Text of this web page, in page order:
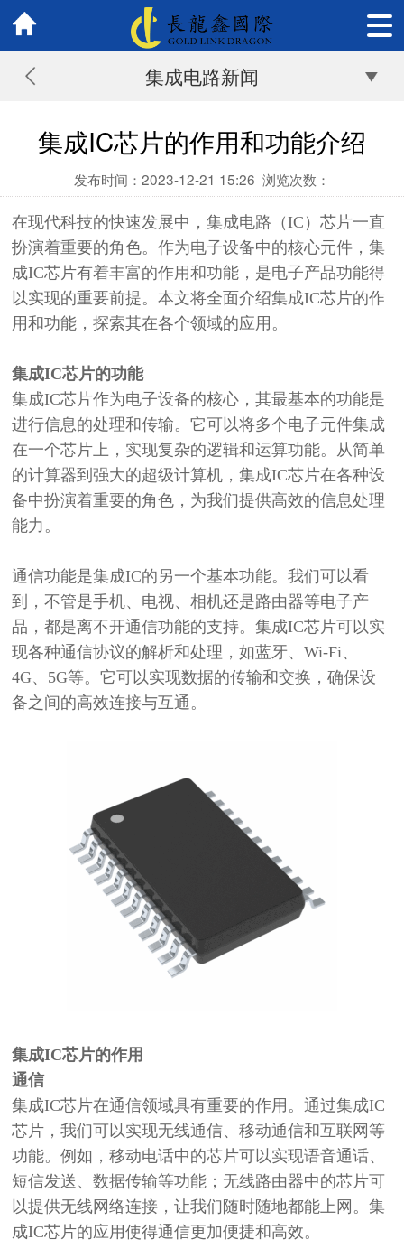
集成电路新闻
集成IC芯片的作用和功能介绍
发布时间：2023-12-21 15:26 浏览次数：
在现代科技的快速发展中，集成电路（IC）芯片一直
扮演着重要的角色。作为电子设备中的核心元件，集
成IC芯片有着丰富的作用和功能， 是电子产品功能得
以实现的重要前提。本文将全面介绍集成IC芯片的作
用和功能，探索其在各个领域的应用。
集成IC芯片的功能
集成IC芯片作为电子设备的核心，其最基本的功能是
进行信息的处理和传输。它可以将多个电子元件集成
在一个芯片上，实现复杂的逻辑和运算功能。从简单
的计算器到强大的超级计算机，集成IC芯片在各种设
备中扮演着重要的角色，为我们提供高效的信息处理
能力。
通信功能是集成IC的另一个基本功能。我们可以看
到，不管是手机、电视、相机还是路由器等电子产
品 ，都是离不开通信功能的支持。集成IC芯片可以实
现各种通信协议的解析和处理，如蓝牙、Wi-Fi、
4G、5G等。它可以实现数据的传输和交换，确保设
备之间的高效连接与互通。
集成IC芯片的作用
通信
集成IC芯片在通信领域具有重要的作用。通过集成IC
芯片，我们可以实现无线通信、移动通信和互联网等
功能。例如，移动电话中的芯片可以实现语音通话、
短信发送、数据传输等功能；无线路由器中的芯片可
以提供无线网络连接，让我们随时随地都能上网。集
成IC芯片的应用使得通信更加便捷和高效。